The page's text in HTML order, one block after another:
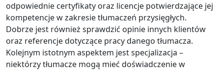
odpowiednie certyfikaty oraz licencje potwierdzające jej
kompetencje w zakresie tłumaczeń przysięgłych.
Dobrze jest również sprawdzić opinie innych klientów
oraz referencje dotyczące pracy danego tłumacza.
Kolejnym istotnym aspektem jest specjalizacja –
niektórzy tłumacze mogą mieć doświadczenie w